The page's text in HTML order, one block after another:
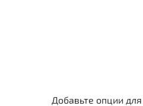
Добавьте опции для